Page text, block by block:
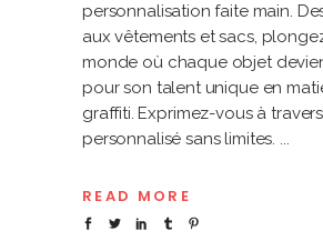
personnalisation faite main.
aux vêtements et sacs,
monde où chaque objet
pour son talent unique en
graffiti. Exprimez-vous à
personnalisé sans limites.
READ MORE